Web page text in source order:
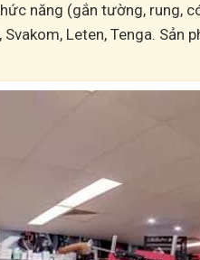
năng (gắn tường, rung,
Leten, Tenga. Sản